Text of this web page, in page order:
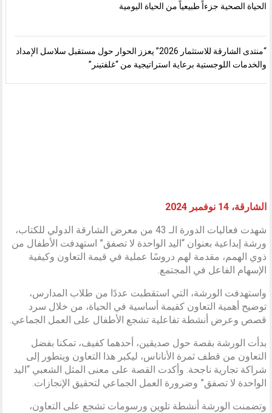
الحياة الصحية جزءاً طبيعياً من الحياة اليومية
“منتدى الشارقة للاستثمار 2026” يعزز الحوار حول مستقبل سلاسل الإمداد
والخدمات اللوجستية برعاية استراتيجية من “غلفتينر”
الشارقة، 14 نوفمبر 2024
شهدت فعاليات الدورة الـ 43 من معرض الشارقة الدولي للكتاب،
ورشة إبداعية بعنوان “اليد الواحدة لا تصفق” استهدفت الأطفال من
ذوي الهمم، مقدمة لهم دروسًا عملية في قيمة التعاون وكيفية
الإسهام الفاعل في المجتمع.
واستهدفت الورشة، التي استقطبت عددًا من طلاب المدارس،
توضيح أهمية التعاون كقيمة أساسية في الحياة، من خلال سرد
قصص وعرض أنشطة تفاعلية تشجع الأطفال على العمل الجماعي.
بدأت الورشة بقصة حول صديقين، أحدهما كفيف، تمكنا بفضل
التعاون من قطف ثمرة الأناناس، ليكبر هذا التعاون ويتطور إلى
شراكة تجارية ناجحة. وأكدت القصة على معنى المثل الشعبي “اليد
الواحدة لا تصفق” وضرورة العمل الجماعي لتحقيق الإنجازات.
وتضمنت الورشة أنشطة تلوين ورسومات تشجع على التعاون،